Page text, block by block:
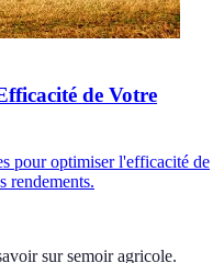
de Votre
pour optimiser l'efficacité de
rendements.
sur semoir agricole.